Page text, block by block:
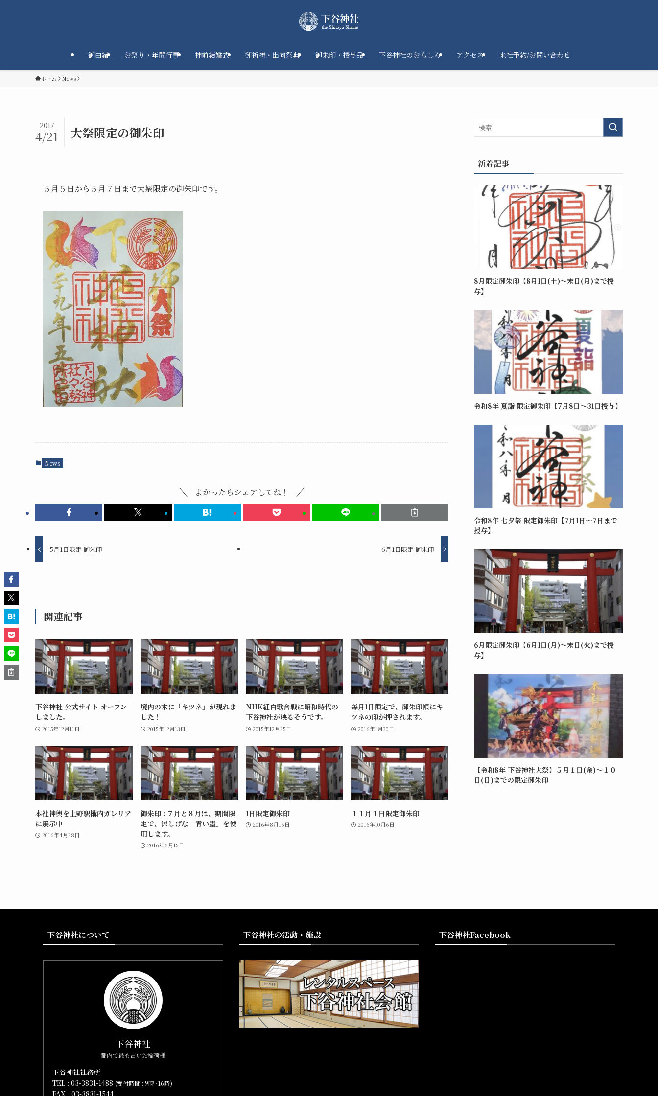
御由緒 お祭り・年間行事 神前結婚式 御祈祷・出向祭典 御朱印・授与品 下谷神社のおもしろ アクセス 来社予約/お問い合わせ
ホーム News
大祭限定の御朱印
2017
4/21
５月５日から５月７日まで大祭限定の御朱印です。
News
よかったらシェアしてね！
5月1日限定 御朱印 6月1日限定 御朱印
関連記事
下谷神社 公式サイト オープン
しました。
2015年12月11日
境内の木に「キツネ」が現れま
した！
2015年12月13日
NHK紅白歌合戦に昭和時代の
下谷神社が映るそうです。
2015年12月25日
毎月1日限定で、御朱印帳にキ
ツネの印が押されます。
2016年1月30日
本社神輿を上野駅構内ガレリア
に展示中
2016年4月28日
御朱印 : ７月と８月は、期間限
定で、涼しげな「青い墨」を使
用します。
2016年6月15日
1日限定御朱印
2016年8月16日
１１月１日限定御朱印
2016年10月6日
新着記事
8月限定御朱印【8月1日(土)～末日(月)まで授
与】
令和8年 夏詣 限定御朱印【7月8日〜31日授与】
令和8年 七夕祭 限定御朱印【7月1日～7日まで
授与】
6月限定御朱印【6月1日(月)～末日(火)まで授
与】
【令和8年 下谷神社大祭】５月１日(金)～１０
日(日)までの限定御朱印
下谷神社について
下谷神社
都内で最も古いお稲荷様
下谷神社社務所
TEL : 03-3831-1488 (受付時間 : 9時~16時)
FAX : 03-3831-1544
下谷神社の活動・施設 下谷神社Facebook